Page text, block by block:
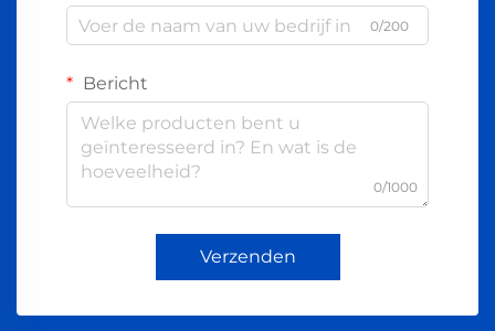
0/200
Bericht
0/1000
Verzenden